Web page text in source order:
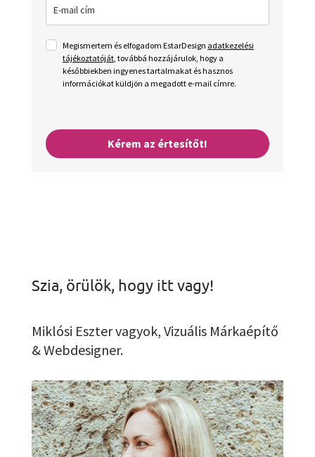
Megismertem és elfogadom EstarDesign adatkezelési
tájékoztatóját, továbbá hozzájárulok, hogy a
későbbiekben ingyenes tartalmakat és hasznos
információkat küldjön a megadott e-mail címre.
Kérem az értesítőt!
Szia, örülök, hogy itt vagy!
Miklósi Eszter vagyok, Vizuális Márkaépítő
& Webdesigner.